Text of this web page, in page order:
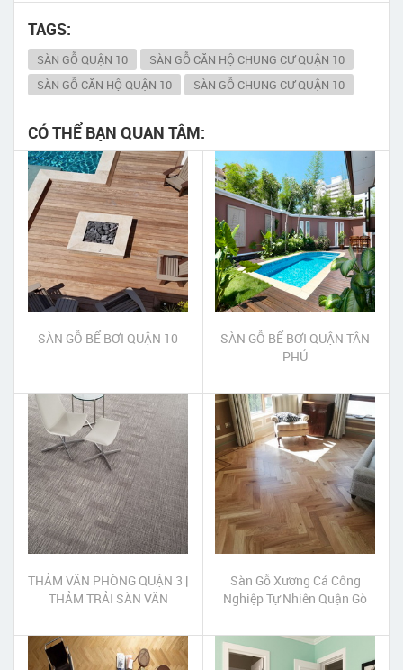
TAGS:
SÀN GỖ QUẬN 10
SÀN GỖ CĂN HỘ CHUNG CƯ QUẬN 10
SÀN GỖ CĂN HỘ QUẬN 10
SÀN GỖ CHUNG CƯ QUẬN 10
CÓ THỂ BẠN QUAN TÂM:
SÀN GỖ BỂ BƠI QUẬN 10
SÀN GỖ BỂ BƠI QUẬN TÂN
PHÚ
THẢM VĂN PHÒNG QUẬN 3 |
THẢM TRẢI SÀN VĂN
Sàn Gỗ Xương Cá Công
Nghiệp Tự Nhiên Quận Gò